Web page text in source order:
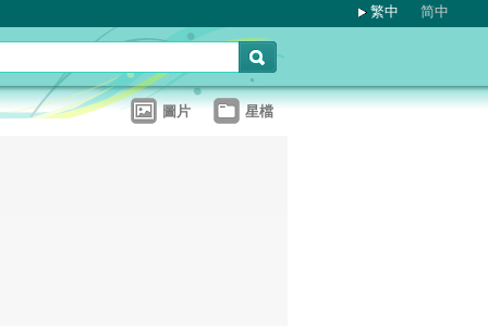
繁中 简中
圖片 星檔